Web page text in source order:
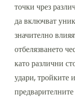
точки чрез
да включват
значително
отбелязването
като различни
удари, тройките